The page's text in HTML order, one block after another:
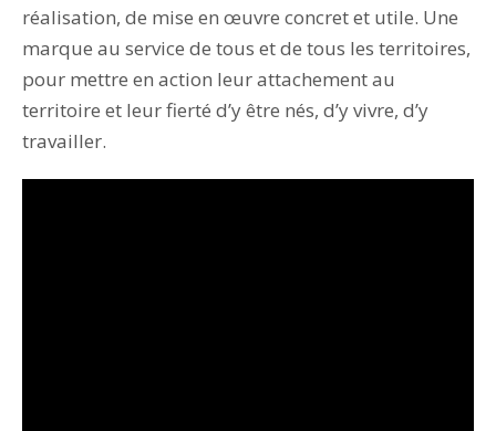
réalisation, de mise en œuvre concret et utile. Une
marque au service de tous et de tous les territoires,
pour mettre en action leur attachement au
territoire et leur fierté d’y être nés, d’y vivre, d’y
travailler.